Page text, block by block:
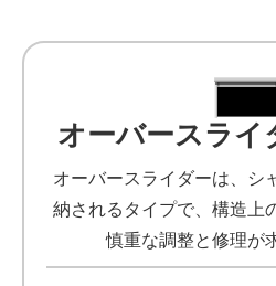
オーバースライ
オーバースライダーは、シ
納されるタイプで、構造上
慎重な調整と修理が